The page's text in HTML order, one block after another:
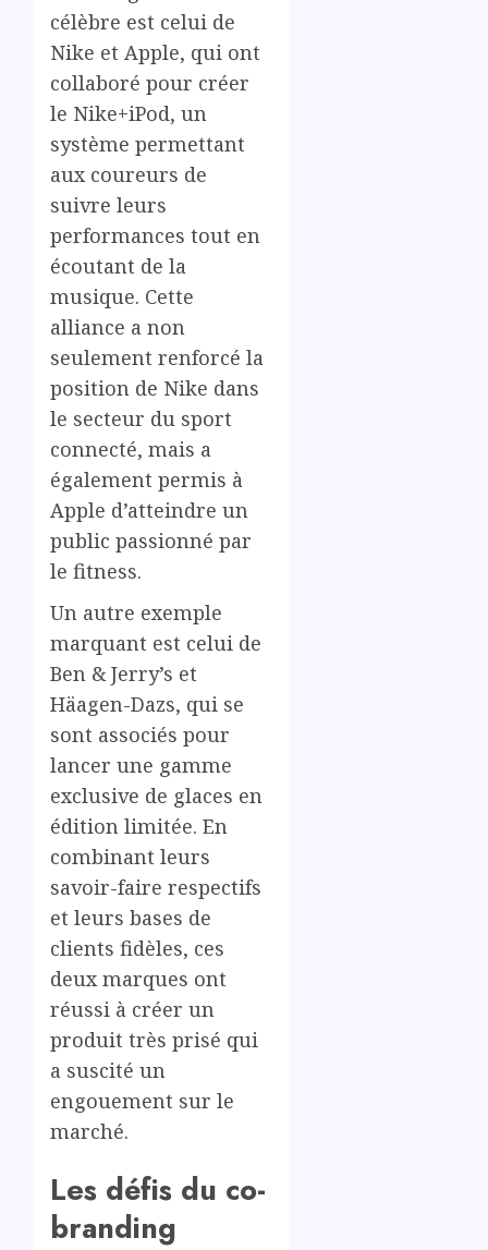
célèbre est celui de
Nike et Apple, qui ont
collaboré pour créer
le Nike+iPod, un
système permettant
aux coureurs de
suivre leurs
performances tout en
écoutant de la
musique. Cette
alliance a non
seulement renforcé la
position de Nike dans
le secteur du sport
connecté, mais a
également permis à
Apple d’atteindre un
public passionné par
le fitness.
Un autre exemple
marquant est celui de
Ben & Jerry’s et
Häagen-Dazs, qui se
sont associés pour
lancer une gamme
exclusive de glaces en
édition limitée. En
combinant leurs
savoir-faire respectifs
et leurs bases de
clients fidèles, ces
deux marques ont
réussi à créer un
produit très prisé qui
a suscité un
engouement sur le
marché.
Les défis du co-
branding